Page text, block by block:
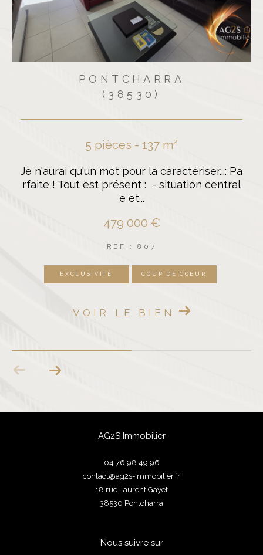
PONTCHARRA
(38530)
5 pièces - 137 m²
Je n'aurai qu'un mot pour la caractériser...: Pa
rfaite ! Tout est présent : - situation central
e et...
479 000 €
REF : 807
EXCLUSIVITÉ COUP DE COEUR
VOIR LE BIEN
AG2S Immobilier
04 76 98 49 96
contact@ag2s-immobilier.fr
18 rue Laurent Gayet
38530
pontcharra
Nous suivre sur